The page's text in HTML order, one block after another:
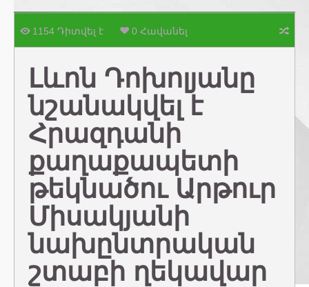
1154 Դիտվել է 0 Հավանել
Լևոն Դոխոլյանը
նշանակվել է
Հրազդանի
քաղաքապետի
թեկնածու Արթուր
Միսակյանի
նախընտրական
շտաբի ղեկավար